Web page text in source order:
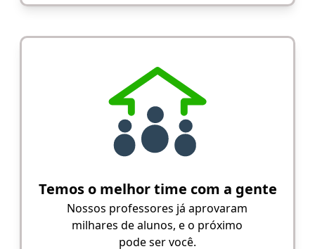
Temos o melhor time com a gente
Nossos professores já aprovaram
milhares de alunos, e o próximo
pode ser você.